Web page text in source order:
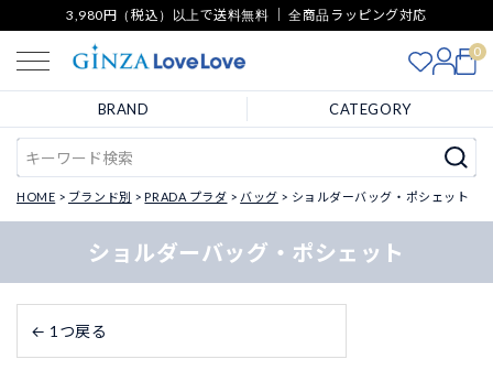
3,980円（税込）以上で送料無料 ｜ 全商品ラッピング対応
0
BRAND CATEGORY
HOME ブランド別 PRADA プラダ バッグ ショルダーバッグ・ポシェット
ショルダーバッグ・ポシェット
← 1つ戻る